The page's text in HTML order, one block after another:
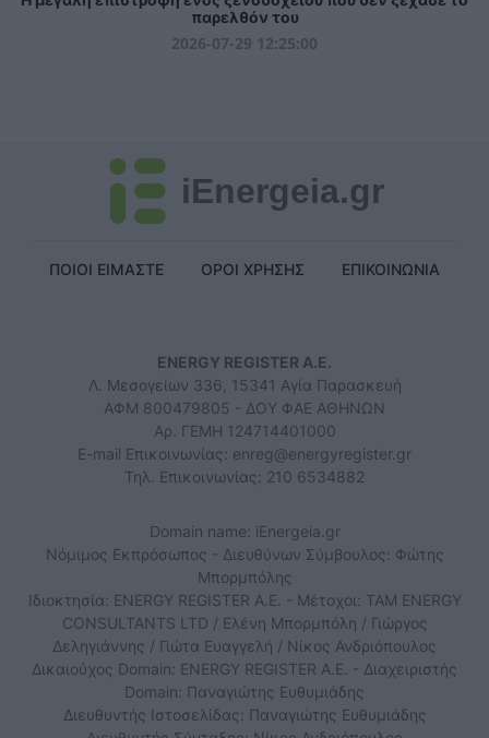
παρελθόν του
2026-07-29 12:25:00
iEnergeia.gr
ΠΟΙΟΙ ΕΙΜΑΣΤΕ ΟΡΟΙ ΧΡΗΣΗΣ ΕΠΙΚΟΙΝΩΝΙΑ
ENERGY REGISTER Α.Ε.
Λ. Μεσογείων 336, 15341 Αγία Παρασκευή
ΑΦΜ 800479805 - ΔΟΥ ΦΑΕ ΑΘΗΝΩΝ
Αρ. ΓΕΜΗ 124714401000
E-mail Επικοινωνίας: enreg@energyregister.gr
Τηλ. Επικοινωνίας: 210 6534882
Domain name: iEnergeia.gr
Νόμιμος Εκπρόσωπος - Διευθύνων Σύμβουλος: Φώτης
Μπορμπόλης
Ιδιοκτησία: ENERGY REGISTER Α.Ε. - Μέτοχοι: TAM ENERGY
CONSULTANTS LTD / Ελένη Μπορμπόλη / Γιώργος
Δεληγιάννης / Γιώτα Ευαγγελή / Νίκος Ανδριόπουλος
Δικαιούχος Domain: ENERGY REGISTER Α.Ε. - Διαχειριστής
Domain: Παναγιώτης Ευθυμιάδης
Διευθυντής Ιστοσελίδας: Παναγιώτης Ευθυμιάδης